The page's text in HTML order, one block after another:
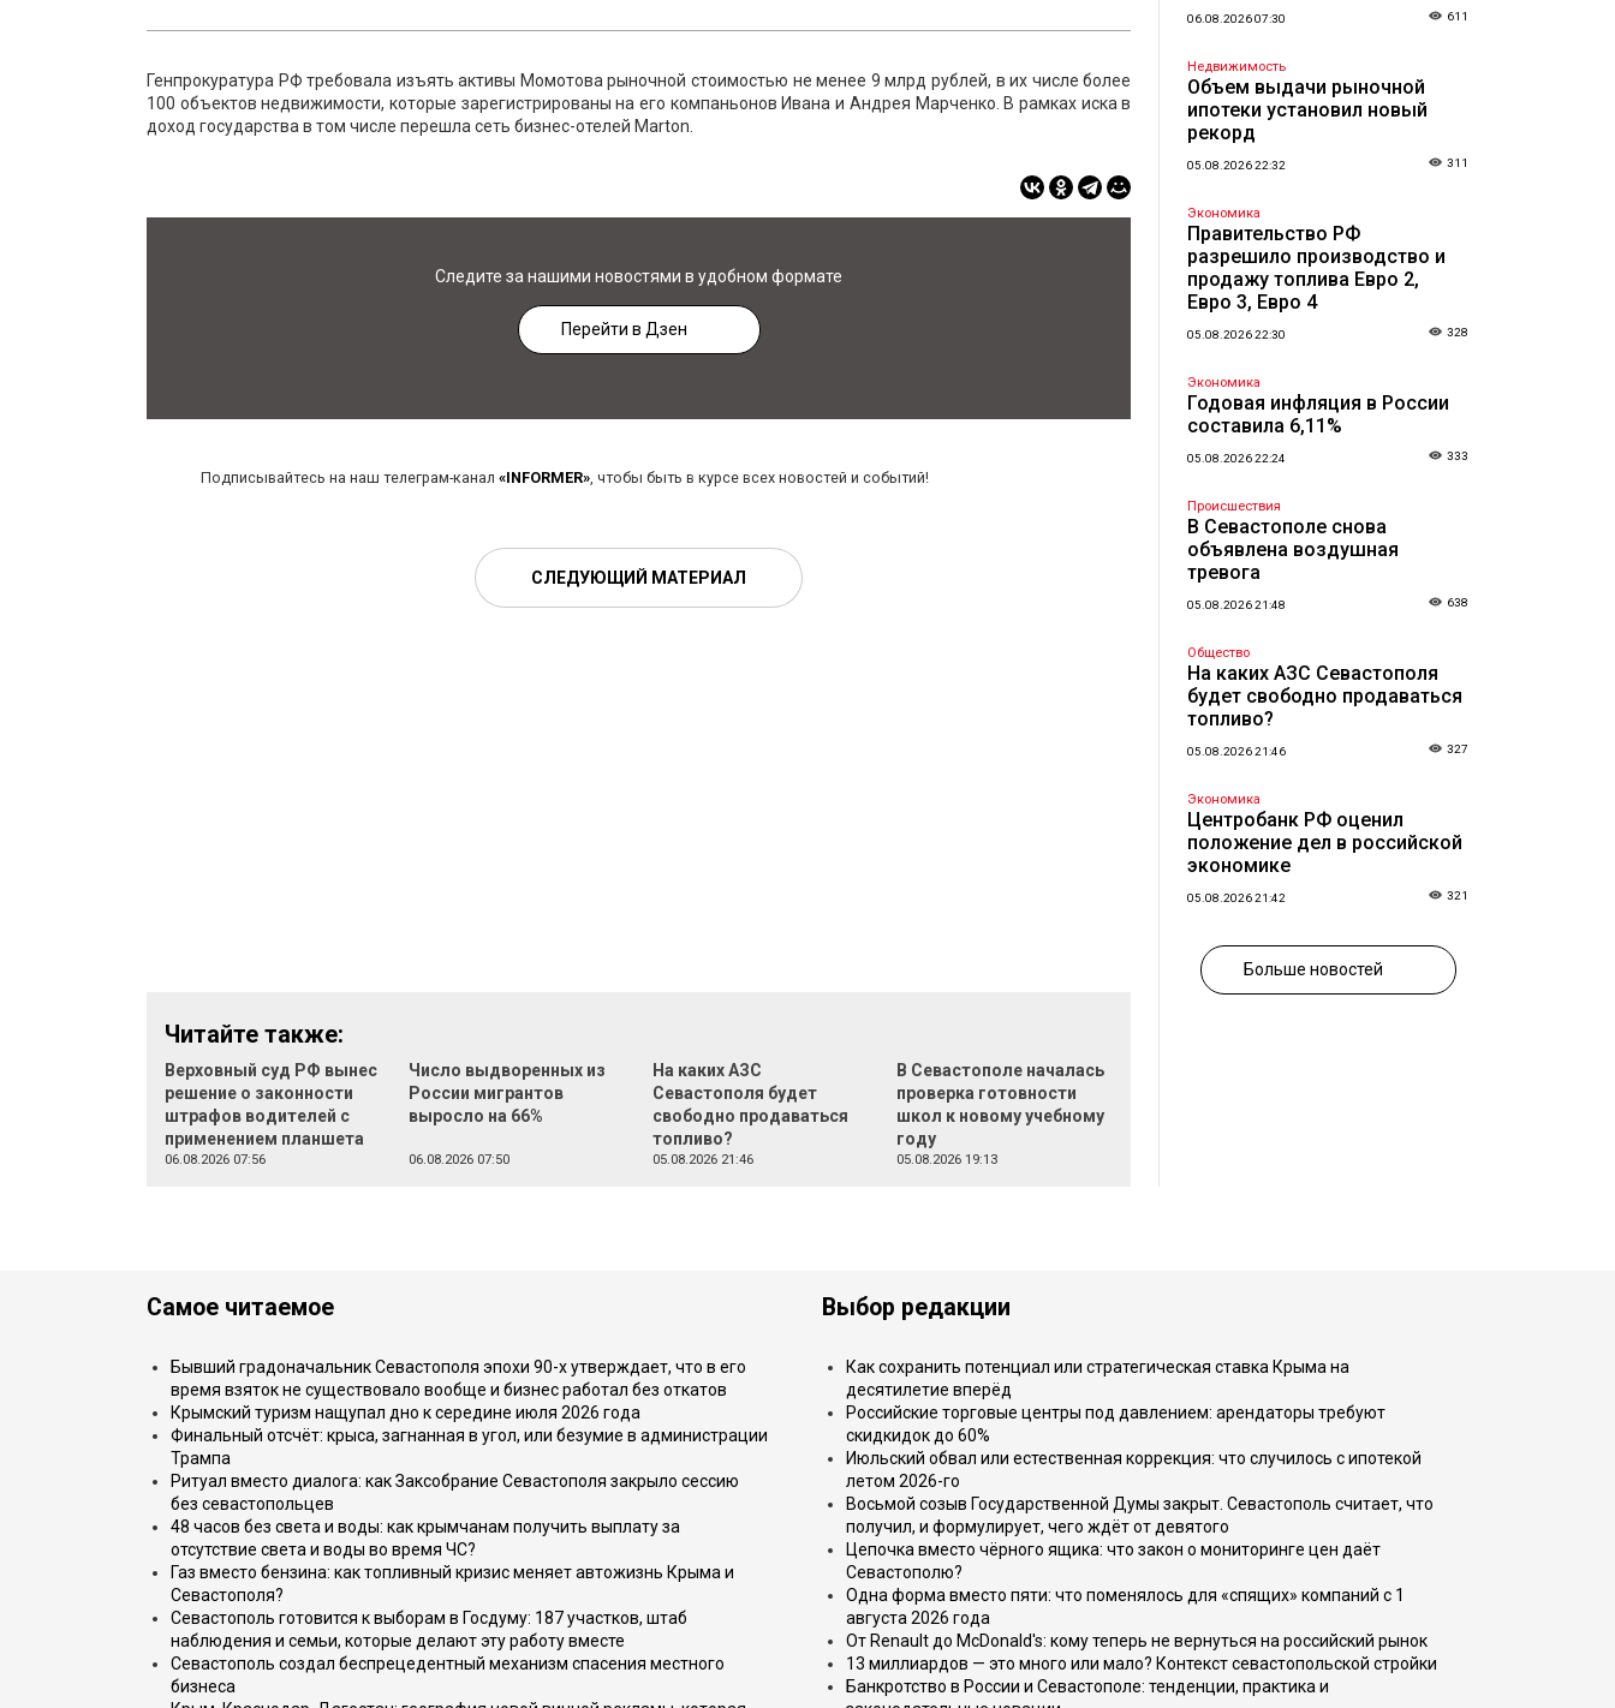
Генпрокуратура РФ требовала изъять активы Момотова рыночной стоимостью не менее 9 млрд рублей, в их числе более
100 объектов недвижимости, которые зарегистрированы на его компаньонов Ивана и Андрея Марченко. В рамках иска в
доход государства в том числе перешла сеть бизнес-отелей Marton.
Следите за нашими новостями в удобном формате
Перейти в Дзен
Подписывайтесь на наш телеграм-канал «INFORMER», чтобы быть в курсе всех новостей и событий!
СЛЕДУЮЩИЙ МАТЕРИАЛ
Читайте также:
Верховный суд РФ вынес
решение о законности
штрафов водителей с
применением планшета
06.08.2026 07:56
Число выдворенных из
России мигрантов
выросло на 66%
06.08.2026 07:50
На каких АЗС
Севастополя будет
свободно продаваться
топливо?
05.08.2026 21:46
В Севастополе началась
проверка готовности
школ к новому учебному
году
05.08.2026 19:13
06.08.2026 07:30 611
Недвижимость
Объем выдачи рыночной
ипотеки установил новый
рекорд
05.08.2026 22:32 311
Экономика
Правительство РФ
разрешило производство и
продажу топлива Евро 2,
Евро 3, Евро 4
05.08.2026 22:30 328
Экономика
Годовая инфляция в России
составила 6,11%
05.08.2026 22:24 333
Происшествия
В Севастополе снова
объявлена воздушная
тревога
05.08.2026 21:48 638
Общество
На каких АЗС Севастополя
будет свободно продаваться
топливо?
05.08.2026 21:46 327
Экономика
Центробанк РФ оценил
положение дел в российской
экономике
05.08.2026 21:42 321
Больше новостей
Самое читаемое
Бывший градоначальник Севастополя эпохи 90-х утверждает, что в его
время взяток не существовало вообще и бизнес работал без откатов
Крымский туризм нащупал дно к середине июля 2026 года
Финальный отсчёт: крыса, загнанная в угол, или безумие в администрации
Трампа
Ритуал вместо диалога: как Заксобрание Севастополя закрыло сессию
без севастопольцев
48 часов без света и воды: как крымчанам получить выплату за
отсутствие света и воды во время ЧС?
Газ вместо бензина: как топливный кризис меняет автожизнь Крыма и
Севастополя?
Севастополь готовится к выборам в Госдуму: 187 участков, штаб
наблюдения и семьи, которые делают эту работу вместе
Севастополь создал беспрецедентный механизм спасения местного
бизнеса
Выбор редакции
Как сохранить потенциал или стратегическая ставка Крыма на
десятилетие вперёд
Российские торговые центры под давлением: арендаторы требуют
скидкидок до 60%
Июльский обвал или естественная коррекция: что случилось с ипотекой
летом 2026-го
Восьмой созыв Государственной Думы закрыт. Севастополь считает, что
получил, и формулирует, чего ждёт от девятого
Цепочка вместо чёрного ящика: что закон о мониторинге цен даёт
Севастополю?
Одна форма вместо пяти: что поменялось для «спящих» компаний с 1
августа 2026 года
От Renault до McDonald's: кому теперь не вернуться на российский рынок
13 миллиардов — это много или мало? Контекст севастопольской стройки
Банкротство в России и Севастополе: тенденции, практика и